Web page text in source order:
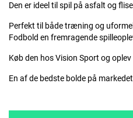
Den er ideel til spil på asfalt og
Perfekt til både træning og
Fodbold en fremragende
Køb den hos Vision Sport og
En af de bedste bolde på